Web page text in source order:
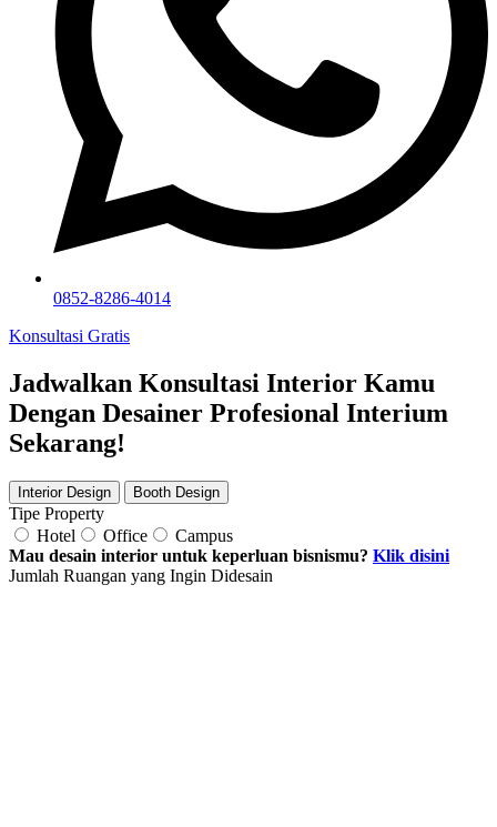
0852-8286-4014
Konsultasi Gratis
Jadwalkan Konsultasi Interior Kamu
Dengan Desainer Profesional Interium
Sekarang!
Interior Design Booth Design
Tipe Property
Hotel
Office
Campus
Mau desain interior untuk keperluan bisnismu? Klik disini
Jumlah Ruangan yang Ingin Didesain